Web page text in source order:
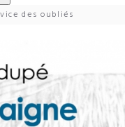
des oubliés